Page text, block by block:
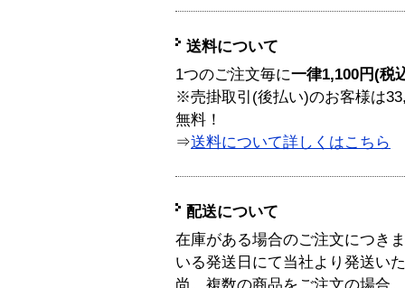
送料について
1つのご注文毎に一律1,100円(税
※売掛取引(後払い)のお客様は
無料！
⇒送料について詳しくはこちら
配送について
在庫がある場合のご注文につき
いる発送日にて当社より発送い